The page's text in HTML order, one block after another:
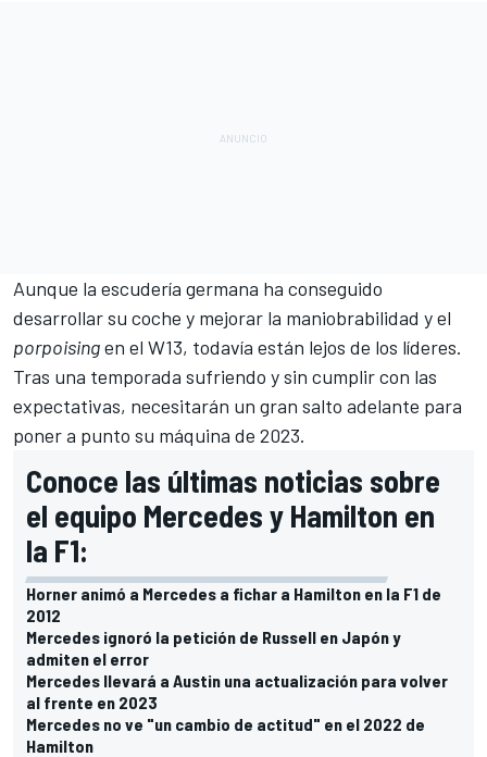
Aunque la escudería germana ha conseguido
desarrollar su coche y mejorar la maniobrabilidad y el
porpoisingen el W13, todavía están lejos de los líderes.
Tras una temporada sufriendo y sin cumplir con las
expectativas, necesitarán un gran salto adelante para
poner a punto su máquina de 2023.
Conoce las últimas noticias sobre
el equipo Mercedes y Hamilton en
la F1:
Horner animó a Mercedes a fichar a Hamilton en la F1 de
2012
Mercedes ignoró la petición de Russell en Japón y
admiten el error
Mercedes llevará a Austin una actualización para volver
al frente en 2023
Mercedes no ve "un cambio de actitud" en el 2022 de
Hamilton